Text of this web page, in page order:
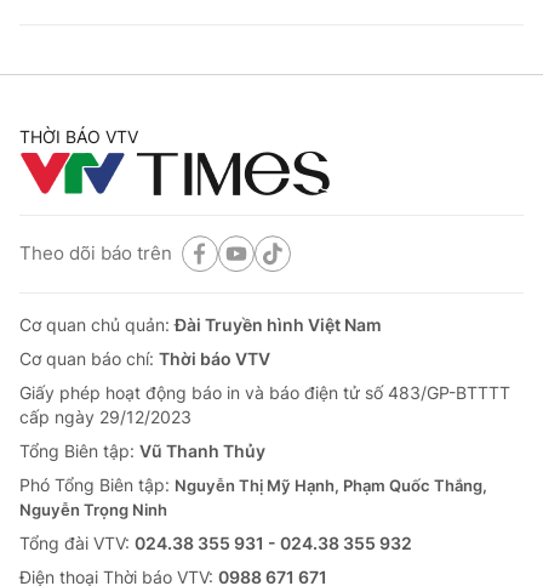
THỜI BÁO VTV
Theo dõi báo trên
Cơ quan chủ quản:Đài Truyền hình Việt Nam
Cơ quan báo chí: Thời báo VTV
Giấy phép hoạt động báo in và báo điện tử số 483/GP-BTTTT
cấp ngày 29/12/2023
Tổng Biên tập: Vũ Thanh Thủy
Phó Tổng Biên tập: Nguyễn Thị Mỹ Hạnh, Phạm Quốc Thắng,
Nguyễn Trọng Ninh
Tổng đài VTV: 024.38 355 931 - 024.38 355 932
Ðiện thoại Thời báo VTV: 0988 671 671